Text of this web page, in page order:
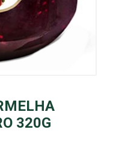
320G